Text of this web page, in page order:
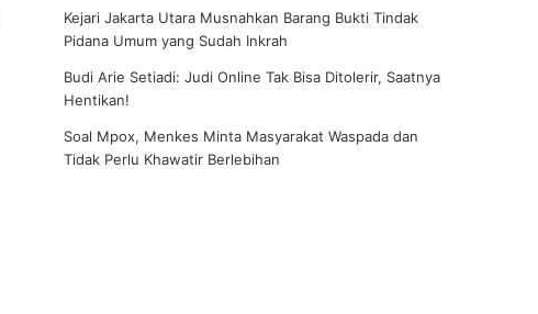
Kejari Jakarta Utara Musnahkan Barang Bukti Tindak
Pidana Umum yang Sudah Inkrah
Budi Arie Setiadi: Judi Online Tak Bisa Ditolerir, Saatnya
Hentikan!
Soal Mpox, Menkes Minta Masyarakat Waspada dan
Tidak Perlu Khawatir Berlebihan